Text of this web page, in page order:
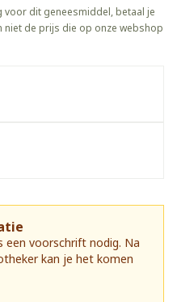
dit geneesmiddel, betaal je
niet de prijs die op onze webshop
een voorschrift nodig. Na
kan je het komen